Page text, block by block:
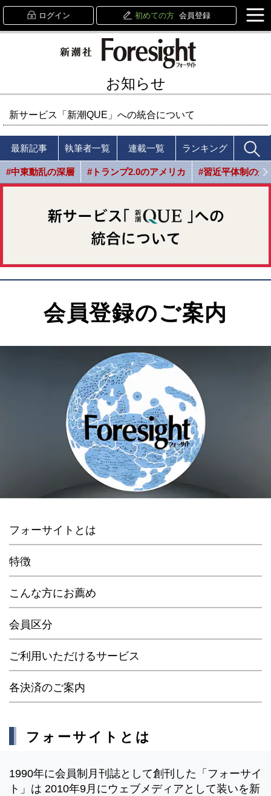
ログイン 初めての方 会員登録
お知らせ
新サービス「新潮QUE」への統合について
最新記事 執筆者一覧 連載一覧 ランキング
#中東動乱の深層 #トランプ2.0のアメリカ #習近平体制の光
会員登録のご案内
フォーサイトとは
特徴
こんな方にお薦め
会員区分
ご利用いただけるサービス
各決済のご案内
フォーサイトとは
1990年に会員制月刊誌として創刊した「フォーサイ
ト」は 2010年9月にウェブメディアとして装いを新